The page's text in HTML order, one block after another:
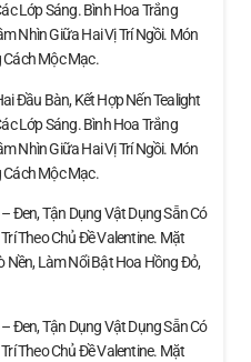
Lớp Sáng. Bình Hoa Trắng
Nhìn Giữa Hai Vị Trí Ngồi. Món
Mộc Mạc.
Đầu Bàn, Kết Hợp Nến Tealight
Lớp Sáng. Bình Hoa Trắng
Nhìn Giữa Hai Vị Trí Ngồi. Món
Mộc Mạc.
Đen, Tận Dụng Vật Dụng Sẵn Có
Theo Chủ Đề Valentine. Mặt
Nền, Làm Nổi Bật Hoa Hồng Đỏ,
Đen, Tận Dụng Vật Dụng Sẵn Có
Theo Chủ Đề Valentine. Mặt